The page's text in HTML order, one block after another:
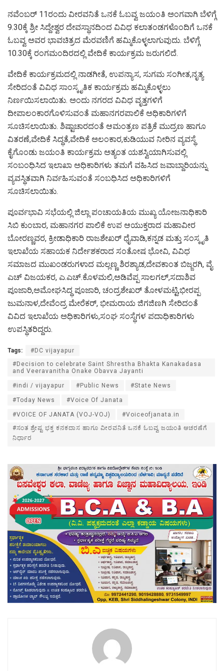
ನವೆಂಬರ್ 11ರಂದು ವೀರವನಿತೆ ಒನಕೆ ಓಬವ್ವ ಜಯಂತಿ ಅಂಗವಾಗಿ ಬೆಳಿಗ್ಗೆ
9.30ಕ್ಕೆ ಶ್ರೀ ಸಿದ್ದೇಶ್ವರ ದೇವಸ್ಥಾನದಿಂದ ವಿವಿಧ ಕಲಾತಂಡಗಳೊಂದಿಗೆ ಒನಕೆ
ಓಬವ್ವ ಅವರ ಭಾವಚಿತ್ರದ ಮೆರವಣಿಗೆ ಹಮ್ಮಿಕೊಳ್ಳಲಾಗುವುದು. ಬೆಳಿಗ್ಗೆ
10.30ಕ್ಕೆ ರಂಗಮಂದಿರದಲ್ಲಿ ವೇದಿಕೆ ಕಾರ್ಯಕ್ರಮ ಜರುಗಲಿದೆ.
ವೇದಿಕೆ ಕಾರ್ಯಕ್ರಮದಲ್ಲಿ ನಾಡಗೀತೆ, ಉಪನ್ಯಾಸ, ಸುಗಮ ಸಂಗೀತ,ನೃತ್ಯ
ಸೇರಿದಂತೆ ವಿವಿಧ ಸಾಂಸ್ಕೃತಿಕ ಕಾರ್ಯಕ್ರಮ ಹಮ್ಮಿಕೊಳ್ಳಲು
ನಿರ್ಣಯಿಸಲಾಯಿತು. ಅಂದು ನಗರದ ವಿವಿಧ ವೃತ್ತಗಳಿಗೆ
ದೀಪಾಲಂಕಾರಗೊಳಿಸುವಂತೆ ಮಹಾನಗರಪಾಲಿಕೆ ಅಧಿಕಾರಿಗಳಿಗೆ
ಸೂಚಿಸಲಾಯಿತು. ಶಿಷ್ಟಾಚಾರದಂತೆ ಆಮಂತ್ರಣ ಪತ್ರಿಕೆ ಮುದ್ರಣ ಹಾಗೂ
ವಿತರಣೆ,ವೇದಿಕೆ ಸಿದ್ಧತೆ,ವೇದಿಕೆ ಅಲಂಕಾರ,ಕುಡಿಯುವ ನೀರಿನ ವ್ಯವಸ್ಥೆ
ಕೈಗೊಂಡು ಜಯಂತಿ ಕಾರ್ಯಕ್ರಮ ಅತ್ಯಂತ ಯಶಸ್ವಿಯಾಗಿಸುವಲ್ಲಿ
ಸಂಬಂಧಿಸಿದ ಇಲಾಖಾ ಅಧಿಕಾರಿಗಳು‌ ತಮಗೆ ವಹಿಸಿದ ಜವಾಬ್ದಾರಿಯನ್ನು
ವ್ಯವಸ್ಥಿತವಾಗಿ ನಿರ್ವಹಿಸುವಂತೆ ಸಂಬಧಿಸಿದ ಅಧಿಕಾರಿಗಳಿಗೆ
ಸೂಚಿಸಲಾಯಿತು.
ಪೂರ್ವಭಾವಿ ಸಭೆಯಲ್ಲಿ ಜಿಲ್ಲಾ ಪಂಚಾಯತಿಯ ಮುಖ್ಯ ಯೋಜನಾಧಿಕಾರಿ
ಸಿಬಿ ಕುಂಬಾರ, ಮಹಾನಗರ ಪಾಲಿಕೆ ಉಪ ಆಯುಕ್ತರಾದ ಮಹಾವೀರ
ಬೋರಣ್ಣವರ, ಕ್ರೀಡಾಧಿಕಾರಿ ರಾಜಶೇಖರ್ ಧೈವಾಡಿ,ಕನ್ನಡ ಮತ್ತು ಸಂಸ್ಕೃತಿ
ಇಲಾಖೆಯ ಸಹಾಯಕ ನಿರ್ದೇಶಕರಾದ ಸಂತೋಷ ಭೋವಿ, ವಿವಿಧ
ಸಮಾಜದ ಮುಖಂಡರುಗಳಾದ ಮಲ್ಲಣ್ಣ ಶಿರಶ್ಯಾಡ,ದೇವಕಾಂತ ಬಿಜ್ಜರಗಿ, ವೈ
ಎಚ್ ವಿಜಯಕರ, ಎ.ಎಚ್.ಕೊಳಮಲಿ,ಅಡಿವೆಪ್ಪ ಸಾಲಗಲ್,ಸದಾಶಿವ
ಪೂಜಾರಿ,ಅಮೋಘಸಿದ್ಧ ಪೂಜಾರಿ, ಚಂದ್ರಶೇಖರ್ ತೋಳಮಟ್ಟಿ,ಭೀರಪ್ಪ
ಜುಮನಾಳ,ದೇವೆಂದ್ರ ಮೇರೆಕರ್, ಭೀಮರಾಯ ಜಿಗಜಿಣಗಿ ಸೇರಿದಂತೆ
ವಿವಿದ ಇಲಾಖೆಯ ಅಧಿಕಾರಿಗಳು,ಸಂಘ ಸಂಸ್ಥೆಗಳ ಪದಾಧಿಕಾರಿಗಳು
ಉಪಸ್ಥಿತರಿದ್ದರು.
Tags:
#DC vijayapur
#Decision to celebrate Saint Shrestha Bhakta Kanakadasa
and Veeravanitha Onake Obavva Jayanti
#indi / vijayapur #Public News #State News
#Today News #Voice Of Janata
#VOICE OF JANATA (VOJ-VOJ)
#Voiceofjanata.in
#ಸಂತ ಶ್ರೇಷ್ಟ ಭಕ್ತ ಕನಕದಾಸ ಹಾಗೂ ವೀರವನಿತೆ ಒನಕೆ ಓಬವ್ವ ಜಯಂತಿ ಆಚರಣೆಗೆ
ನಿರ್ಧಾರ